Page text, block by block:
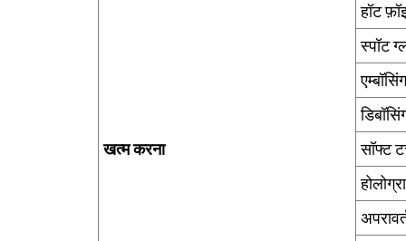
खत्म करना
हॉट
स्पॉट
एम्बॉसिंग
सॉफ्ट